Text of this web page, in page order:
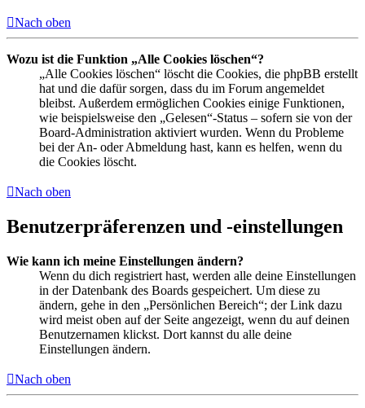
Nach oben
Wozu ist die Funktion „Alle Cookies löschen“?
„Alle Cookies löschen“ löscht die Cookies, die phpBB erstellt
hat und die dafür sorgen, dass du im Forum angemeldet
bleibst. Außerdem ermöglichen Cookies einige Funktionen,
wie beispielsweise den „Gelesen“-Status – sofern sie von der
Board-Administration aktiviert wurden. Wenn du Probleme
bei der An- oder Abmeldung hast, kann es helfen, wenn du
die Cookies löscht.
Nach oben
Benutzerpräferenzen und -einstellungen
Wie kann ich meine Einstellungen ändern?
Wenn du dich registriert hast, werden alle deine Einstellungen
in der Datenbank des Boards gespeichert. Um diese zu
ändern, gehe in den „Persönlichen Bereich“; der Link dazu
wird meist oben auf der Seite angezeigt, wenn du auf deinen
Benutzernamen klickst. Dort kannst du alle deine
Einstellungen ändern.
Nach oben